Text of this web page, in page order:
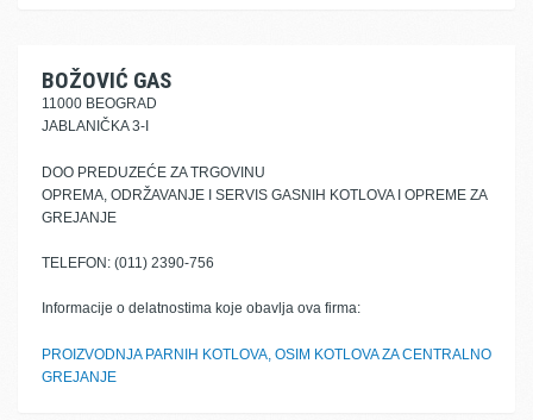
BOŽOVIĆ GAS
11000 BEOGRAD
JABLANIČKA 3-I
DOO PREDUZEĆE ZA TRGOVINU
OPREMA, ODRŽAVANJE I SERVIS GASNIH KOTLOVA I OPREME ZA
GREJANJE
TELEFON: (011) 2390-756
Informacije o delatnostima koje obavlja ova firma:
PROIZVODNJA PARNIH KOTLOVA, OSIM KOTLOVA ZA CENTRALNO
GREJANJE